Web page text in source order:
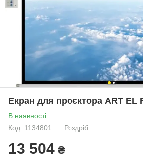
Екран для проєктора ART EL
В наявності
Код: 1134801
Роздріб
13 504 ₴